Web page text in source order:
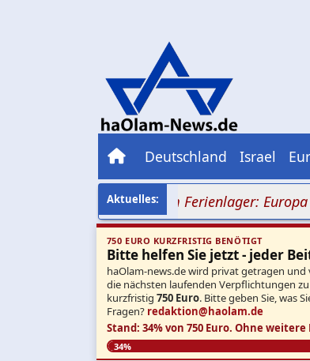
Deutschland Israel
vor jüdischem Ferienlager: Europa hat
750 EURO KURZFRISTIG BENÖTIGT
Bitte helfen Sie jetzt - jeder
haOlam-news.de wird privat getragen
die nächsten laufenden Verpflichtungen
kurzfristig 750 Euro. Bitte geben Sie, was
Fragen? redaktion@haolam.de
Stand: 34% von 750 Euro. Ohne weitere
34%